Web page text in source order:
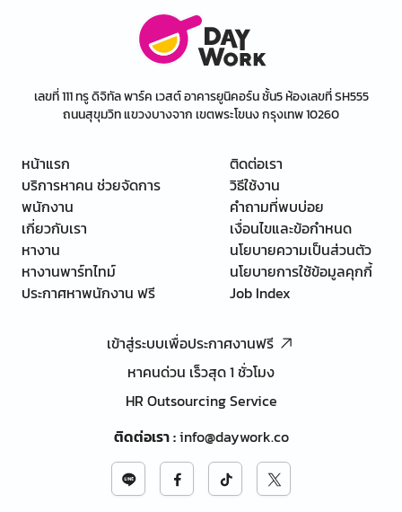
เลขที่ 111 ทรู ดิจิทัล พาร์ค เวสต์ อาคารยูนิคอร์น ชั้น5 ห้องเลขที่ SH555
ถนนสุขุมวิท แขวงบางจาก เขตพระโขนง กรุงเทพ 10260
หน้าแรก
บริการหาคน ช่วยจัดการ
พนักงาน
เกี่ยวกับเรา
หางาน
หางานพาร์ทไทม์
ประกาศหาพนักงาน ฟรี
ติดต่อเรา
วิธีใช้งาน
คำถามที่พบบ่อย
เงื่อนไขและข้อกำหนด
นโยบายความเป็นส่วนตัว
นโยบายการใช้ข้อมูลคุกกี้
Job Index
เข้าสู่ระบบเพื่อประกาศงานฟรี
หาคนด่วน เร็วสุด 1 ชั่วโมง
HR Outsourcing Service
ติดต่อเรา:info@daywork.co